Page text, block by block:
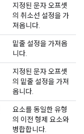
지정된 문자 오프셋
의 취소선 설정을 가
져옵니다.
밑줄 설정을 가져옵
니다.
지정된 문자 오프셋
의 밑줄 설정을 가져
옵니다.
요소를 동일한 유형
의 이전 형제 요소와
병합합니다.